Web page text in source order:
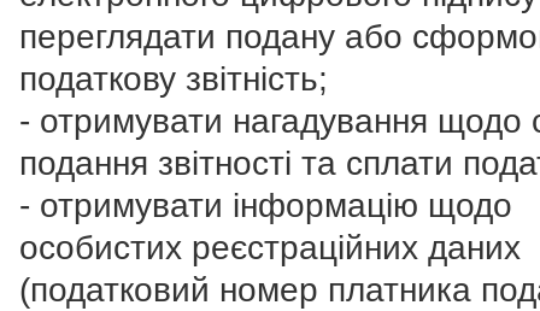
переглядати подану або
податкову звітність;
- отримувати нагадування щодо
подання звітності та сплати
- отримувати інформацію щодо
особистих реєстраційних даних
(податковий номер платника